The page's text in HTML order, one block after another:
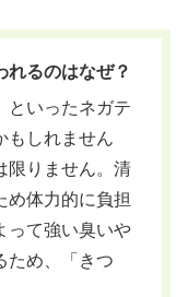
れるのはなぜ？
といったネガテ
もしれません
限りません。清
め体力的に負担
って強い臭いや
ため、「きつ